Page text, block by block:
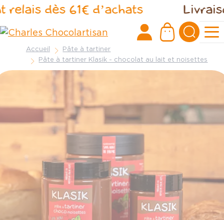
dès 61€ d’achats
Accueil
Pâte à tartiner
Pâte à tartiner Klasik - chocolat au lait et noisettes
Panneau de gestion des cookies